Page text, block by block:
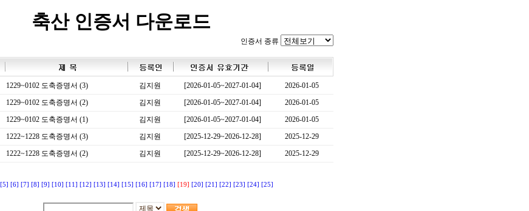
축산 인증서 다운로드
인증서 종류
1229~0102 도축증명서 (3) 김지원 [2026-01-05~2027-01-04]
2026-01-05
1229~0102 도축증명서 (2) 김지원 [2026-01-05~2027-01-04]
2026-01-05
1229~0102 도축증명서 (1) 김지원 [2026-01-05~2027-01-04]
2026-01-05
1222~1228 도축증명서 (3) 김지원 [2025-12-29~2026-12-28]
2025-12-29
1222~1228 도축증명서 (2) 김지원 [2025-12-29~2026-12-28] 2025-12-29
[5] [6] [7] [8] [9] [10] [11] [12] [13] [14] [15] [16] [17] [18] [19] [20] [21] [22] [23] [24] [25]